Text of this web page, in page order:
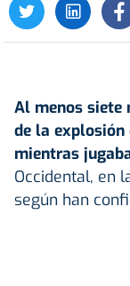
Al menos siete
de la
mientras
Occidental, en
según han